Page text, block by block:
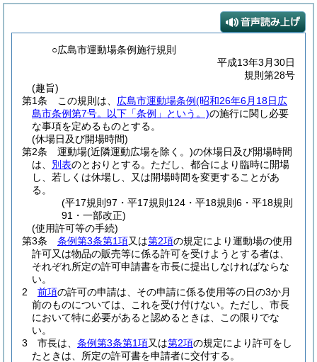
○広島市運動場条例施行規則
平成13年3月30日
規則第28号
(趣旨)
第1条
この規則は、 広島市運動場条例(昭和26年6月18日広
島市条例第7号。以下「条例」という。)の施行に関し必要
な事項を定めるものとする。
(休場日及び開場時間)
第2条
運動場(近隣運動広場を除く。)の休場日及び開場時間
は、 別表のとおりとする。 ただし、都合により臨時に開場
し、若しくは休場し、又は開場時間を変更することがあ
る。
(平17規則97・平17規則124・平18規則6・平18規則
91・一部改正)
(使用許可等の手続)
第3条
条例第3条第1項又は第2項の規定により運動場の使用
許可又は物品の販売等に係る許可を受けようとする者は、
それぞれ所定の許可申請書を市長に提出しなければならな
い。
2
前項の許可の申請は、その申請に係る使用等の日の3か月
前のものについては、これを受け付けない。 ただし、市長
において特に必要があると認めるときは、この限りでな
い。
3
市長は、 条例第3条第1項又は第2項の規定により許可をし
たときは、所定の許可書を申請者に交付する。